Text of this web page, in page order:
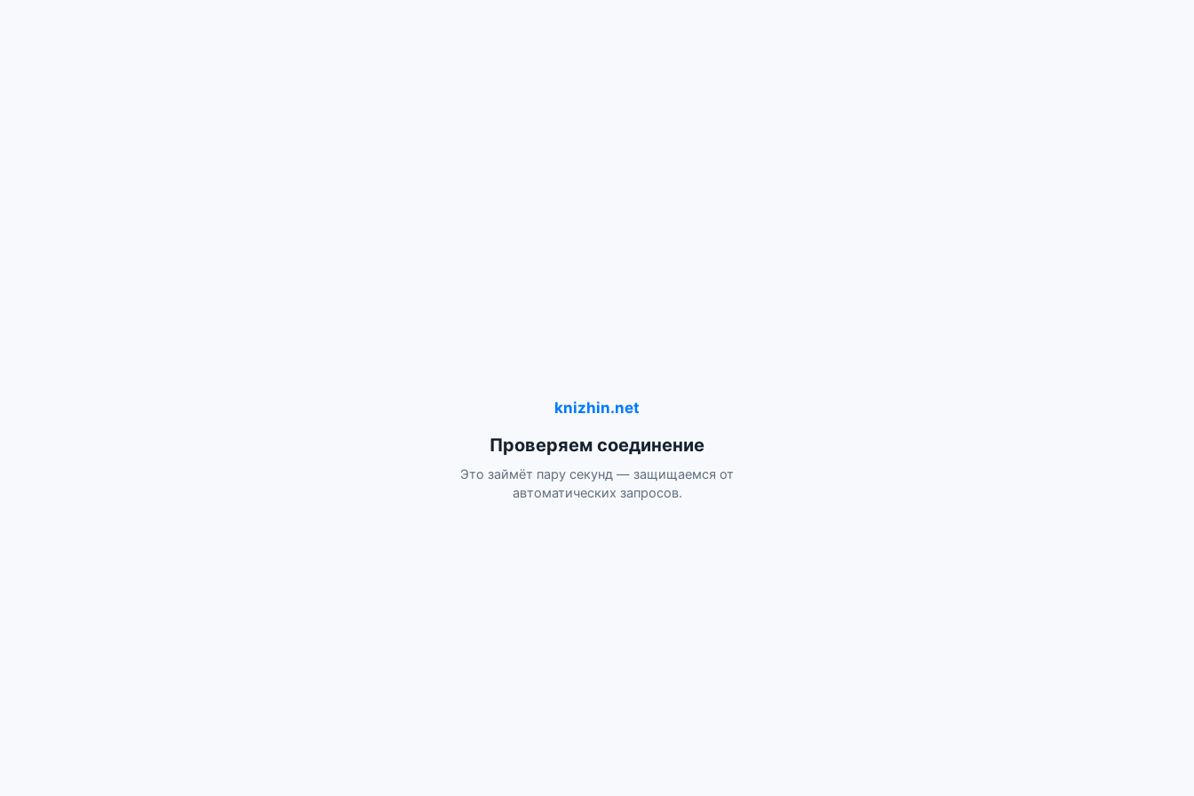
knizhin.net
Проверяем соединение
Это займёт пару секунд — защищаемся от
автоматических запросов.